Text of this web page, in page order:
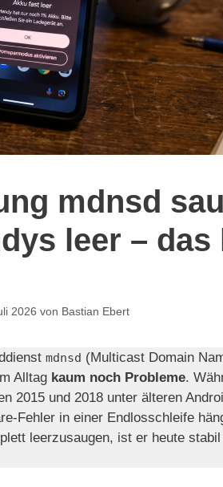
mdnsd
leer – das
2026 von Bastian Ebert
mdnsd (Multicast Domain
Alltag kaum noch Probleme.
2015 und 2018 unter älteren
Fehler in einer Endlosschleife
leerzusaugen, ist er heute